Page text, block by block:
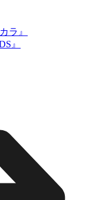
ラ』
』